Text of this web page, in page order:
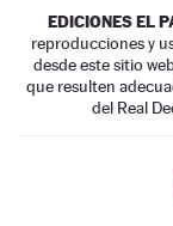
EDICIONES EL
reproducciones y
desde este sitio
que resulten
del Real